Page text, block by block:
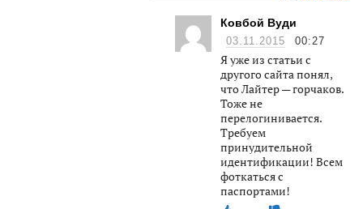
Ковбой Вуди
03.11.2015 00:27
Я уже из статьи с
другого сайта понял,
что Лайтер — горчаков.
Тоже не
перелогинивается.
Требуем
принудительной
идентификации! Всем
фоткаться с
паспортами!